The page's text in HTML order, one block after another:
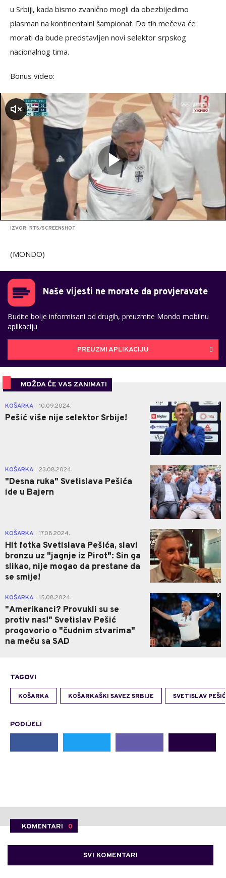
u Srbiji, kada bismo zvanično mogli da obezbijedimo
plasman na kontinentalni šampionat. Do tih mečeva će
morati da bude predstavljen novi selektor srpskog
nacionalnog tima.
Bonus video:
IZVOR: RTS/SCREENSHOT
(MONDO)
Naše vijesti ne morate da provjeravate
Budite bolje informisani od drugih, preuzmite Mondo mobilnu
aplikaciju
PREUZMI APLIKACIJU
MOŽDA ĆE VAS ZANIMATI
KOŠARKA 10.09.2024.
Pešić više nije selektor Srbije!
0
KOŠARKA 23.08.2024.
"Desna ruka" Svetislava Pešića
ide u Bajern
0
KOŠARKA 17.08.2024.
Hit fotka Svetislava Pešića, slavi
bronzu uz "jagnje iz Pirot": Sin ga
slikao, nije mogao da prestane da
se smije!
0
KOŠARKA 15.08.2024.
"Amerikanci? Provukli su se
protiv nas!" Svetislav Pešić
progovorio o "čudnim stvarima"
na meču sa SAD
0
TAGOVI
KOŠARKA KOŠARKAŠKI SAVEZ SRBIJE SVETISLAV PEŠIĆ
PODIJELI
KOMENTARI 0
SVI KOMENTARI